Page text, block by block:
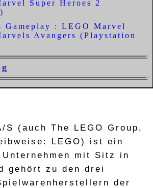
S (auch The LEGO Group,
LEGO) ist ein
mit Sitz in
gehört zu den drei
der